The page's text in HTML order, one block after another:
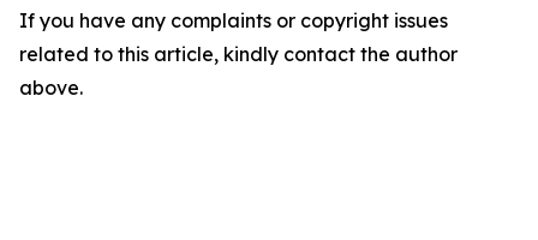
If you have any complaints or copyright issues
related to this article, kindly contact the author
above.